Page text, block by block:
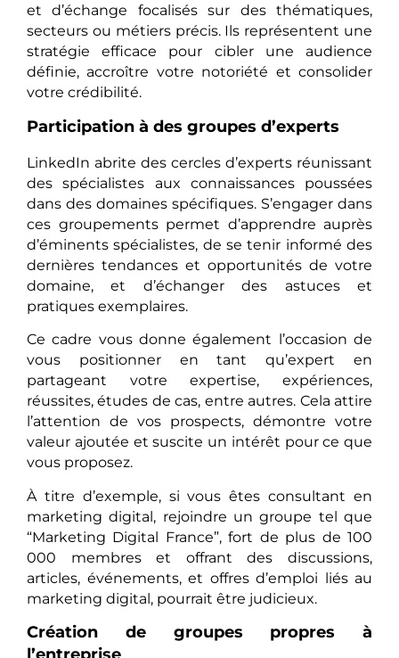
et d’échange focalisés sur des thématiques,
secteurs ou métiers précis. Ils représentent une
stratégie efficace pour cibler une audience
définie, accroître votre notoriété et consolider
votre crédibilité.
Participation à des groupes d’experts
LinkedIn abrite des cercles d’experts réunissant
des spécialistes aux connaissances poussées
dans des domaines spécifiques. S’engager dans
ces groupements permet d’apprendre auprès
d’éminents spécialistes, de se tenir informé des
dernières tendances et opportunités de votre
domaine, et d’échanger des astuces et
pratiques exemplaires.
Ce cadre vous donne également l’occasion de
vous positionner en tant qu’expert en
partageant votre expertise, expériences,
réussites, études de cas, entre autres. Cela attire
l’attention de vos prospects, démontre votre
valeur ajoutée et suscite un intérêt pour ce que
vous proposez.
À titre d’exemple, si vous êtes consultant en
marketing digital, rejoindre un groupe tel que
“Marketing Digital France”, fort de plus de 100
000 membres et offrant des discussions,
articles, événements, et offres d’emploi liés au
marketing digital, pourrait être judicieux.
Création de groupes propres à